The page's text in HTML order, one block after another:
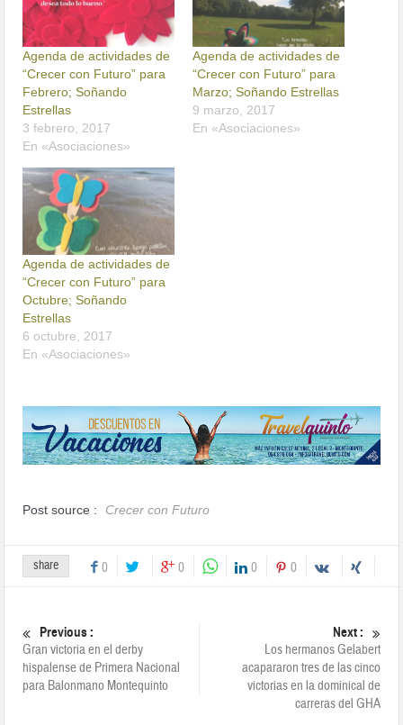
Agenda de actividades de
“Crecer con Futuro” para
Febrero; Soñando
Estrellas
3 febrero, 2017
En «Asociaciones»
Agenda de actividades de
“Crecer con Futuro” para
Marzo; Soñando Estrellas
9 marzo, 2017
En «Asociaciones»
Agenda de actividades de
“Crecer con Futuro” para
Octubre; Soñando
Estrellas
6 octubre, 2017
En «Asociaciones»
Post source : Crecer con Futuro
share 0 0 0 0
Previous :
Gran victoria en el derby
hispalense de Primera Nacional
para Balonmano Montequinto
Next :
Los hermanos Gelabert
acapararon tres de las cinco
victorias en la dominical de
carreras del GHA